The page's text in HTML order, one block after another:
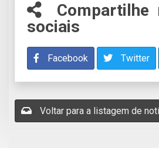
Compartilhe
sociais
Facebook Twitter
Voltar para a listagem de